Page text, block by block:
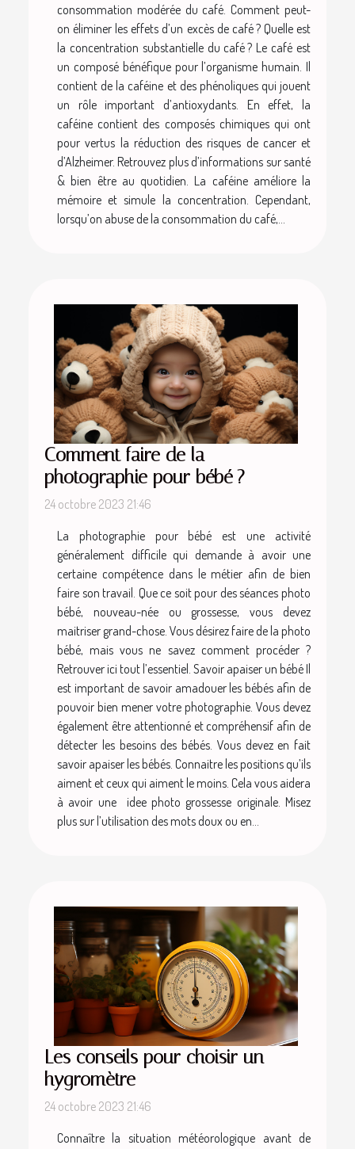
consommation modérée du café. Comment peut-
on éliminer les effets d’un excès de café ? Quelle est
la concentration substantielle du café ? Le café est
un composé bénéfique pour l’organisme humain. Il
contient de la caféine et des phénoliques qui jouent
un rôle important d’antioxydants. En effet, la
caféine contient des composés chimiques qui ont
pour vertus la réduction des risques de cancer et
d’Alzheimer. Retrouvez plus d’informations sur santé
& bien être au quotidien. La caféine améliore la
mémoire et simule la concentration. Cependant,
lorsqu’on abuse de la consommation du café,...
Comment faire de la
photographie pour bébé ?
24 octobre 2023 21:46
La photographie pour bébé est une activité
généralement difficile qui demande à avoir une
certaine compétence dans le métier afin de bien
faire son travail. Que ce soit pour des séances photo
bébé, nouveau-née ou grossesse, vous devez
maitriser grand-chose. Vous désirez faire de la photo
bébé, mais vous ne savez comment procéder ?
Retrouver ici tout l’essentiel. Savoir apaiser un bébé Il
est important de savoir amadouer les bébés afin de
pouvoir bien mener votre photographie. Vous devez
également être attentionné et compréhensif afin de
détecter les besoins des bébés. Vous devez en fait
savoir apaiser les bébés. Connaitre les positions qu’ils
aiment et ceux qui aiment le moins. Cela vous aidera
à avoir une idee photo grossesse originale. Misez
plus sur l’utilisation des mots doux ou en...
Les conseils pour choisir un
hygromètre
24 octobre 2023 21:46
Connaître la situation météorologique avant de